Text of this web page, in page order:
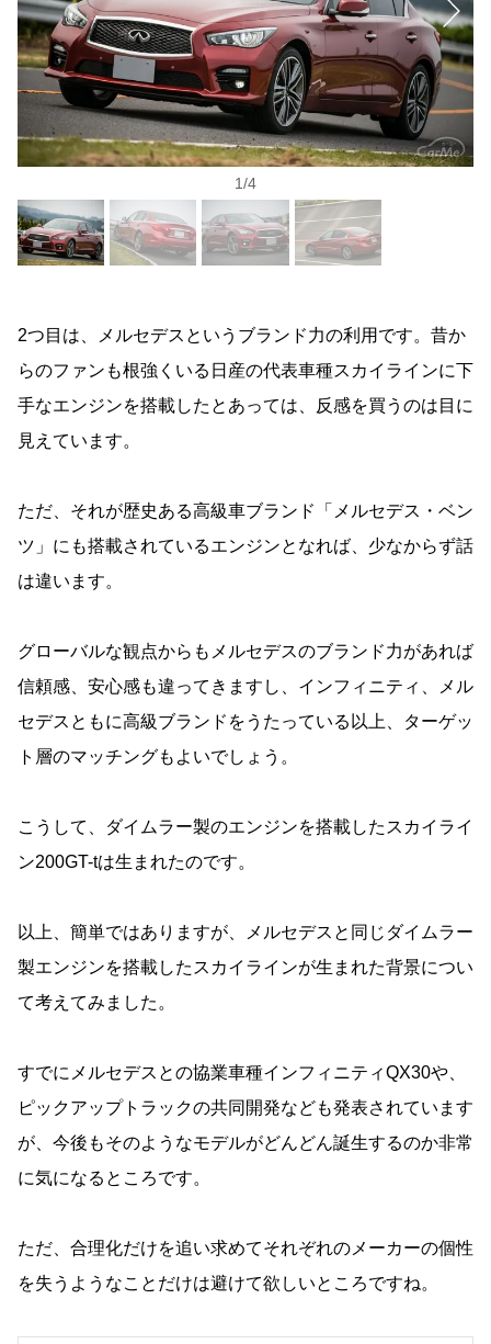
1/4
2つ目は、メルセデスというブランド力の利用です。昔か
らのファンも根強くいる日産の代表車種スカイラインに下
手なエンジンを搭載したとあっては、反感を買うのは目に
見えています。
ただ、それが歴史ある高級車ブランド「メルセデス・ベン
ツ」にも搭載されているエンジンとなれば、少なからず話
は違います。
グローバルな観点からもメルセデスのブランド力があれば
信頼感、安心感も違ってきますし、インフィニティ、メル
セデスともに高級ブランドをうたっている以上、ターゲッ
ト層のマッチングもよいでしょう。
こうして、ダイムラー製のエンジンを搭載したスカイライ
ン200GT-tは生まれたのです。
以上、簡単ではありますが、メルセデスと同じダイムラー
製エンジンを搭載したスカイラインが生まれた背景につい
て考えてみました。
すでにメルセデスとの協業車種インフィニティQX30や、
ピックアップトラックの共同開発なども発表されています
が、今後もそのようなモデルがどんどん誕生するのか非常
に気になるところです。
ただ、合理化だけを追い求めてそれぞれのメーカーの個性
を失うようなことだけは避けて欲しいところですね。